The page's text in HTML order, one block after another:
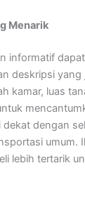
Menarik
informatif
deskripsi yang
kamar, luas
dengan
umum.
lebih tertarik